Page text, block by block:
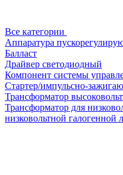
Все категории
Аппаратура
Балласт
Драйвер светодиодный
Компонент системы
Стартер/импульсно-
Трансформатор
Трансформатор для
низковольтной галогенной